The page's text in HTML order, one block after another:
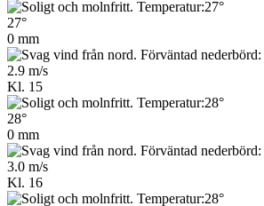
27°
0 mm
2.9 m/s
Kl. 15
28°
0 mm
3.0 m/s
Kl. 16